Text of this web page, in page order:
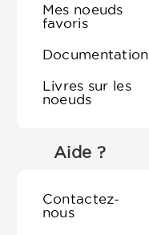
Mes noeuds
favoris
Documentation
Livres sur les
noeuds
Aide ?
Contactez-
nous